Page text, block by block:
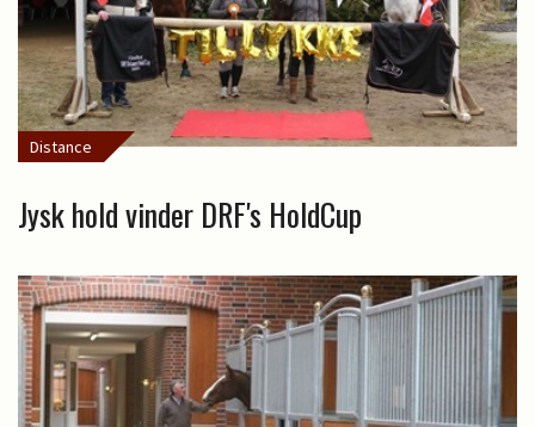
Distance
Jysk hold vinder DRF's HoldCup